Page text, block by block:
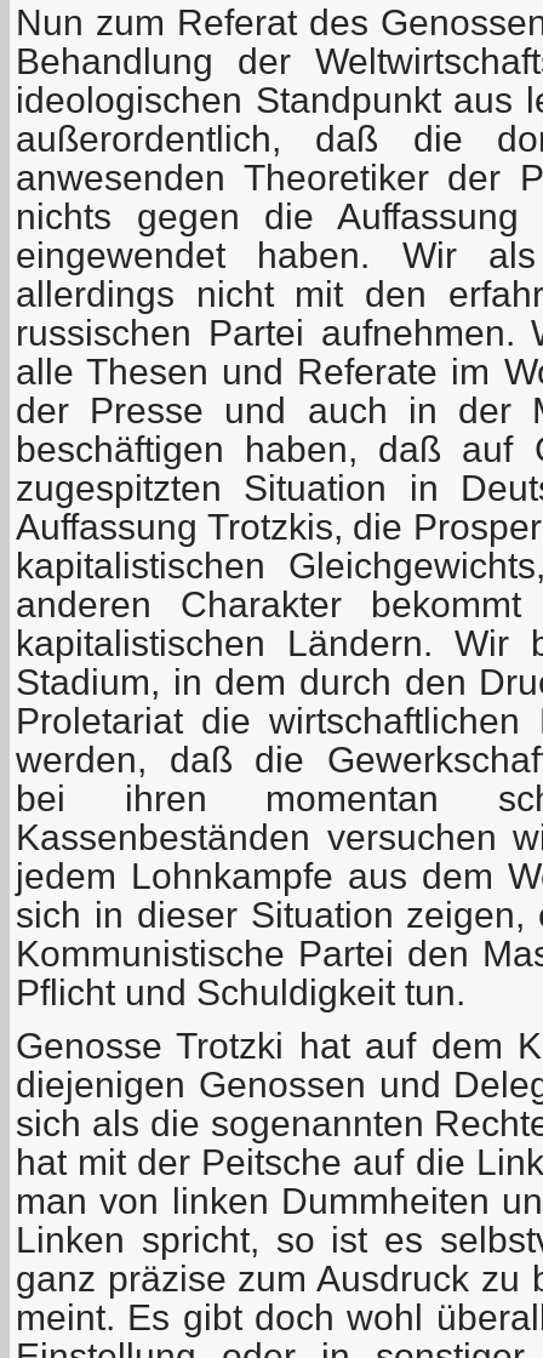
Nun zum Referat des
Behandlung der
ideologischen Standpunkt aus
außerordentlich, daß die
anwesenden Theoretiker der
nichts gegen die Auffassung
eingewendet haben. Wir
allerdings nicht mit den
russischen Partei aufnehmen.
alle Thesen und Referate im
der Presse und auch in der
beschäftigen haben, daß auf
zugespitzten Situation in
Auffassung Trotzkis, die
kapitalistischen
anderen Charakter
kapitalistischen Ländern.
Stadium, in dem durch den
Proletariat die
werden, daß die
bei ihren momentan
Kassenbeständen versuchen
jedem Lohnkampfe aus dem
sich in dieser Situation
Kommunistische Partei den
Pflicht und Schuldigkeit tun.
Genosse Trotzki hat auf dem
diejenigen Genossen und
sich als die sogenannten
hat mit der Peitsche auf die
man von linken Dummheiten
Linken spricht, so ist es
ganz präzise zum Ausdruck zu
meint. Es gibt doch wohl